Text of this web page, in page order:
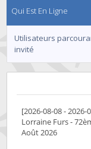
Qui Est En Ligne
Utilisateurs
invité